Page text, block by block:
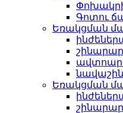
Գոտու
Եռակցման
Եռակցման